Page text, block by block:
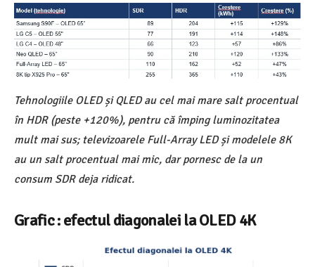
Tehnologiile OLED și QLED au cel mai mare salt procentual
în HDR (peste +120%), pentru că împing luminozitatea
mult mai sus; televizoarele Full-Array LED și modelele 8K
au un salt procentual mai mic, dar pornesc de la un
consum SDR deja ridicat.
Grafic : efectul diagonalei la OLED 4K